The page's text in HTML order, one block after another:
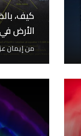
كيف،
الأرض
منإيمان